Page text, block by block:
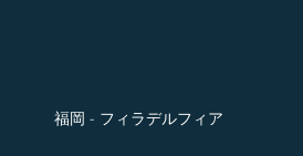
福岡 - フィラデルフィア